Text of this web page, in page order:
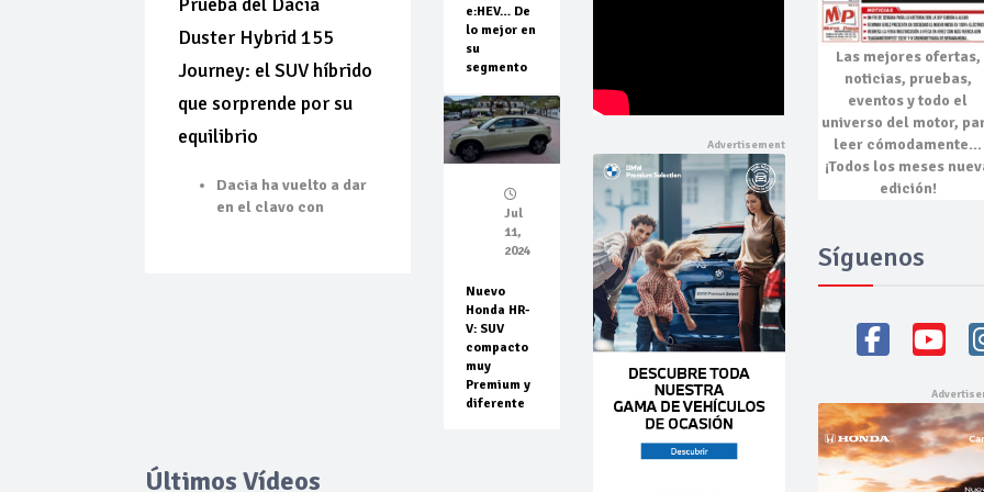
Duster Hybrid 155
Journey: el SUV híbrido
que sorprende por su
equilibrio
Dacia ha vuelto a dar
en el clavo con
e:HEV… De
lo mejor en
su
segmento
Jul
11,
2024
Nuevo
Honda HR-
V: SUV
compacto
muy
Premium y
diferente
Últimos Vídeos
Las mejores ofertas,
noticias, pruebas,
eventosy todo el
universo del motor,
leer cómodamente…
¡Todos los meses
edición!
Síguenos